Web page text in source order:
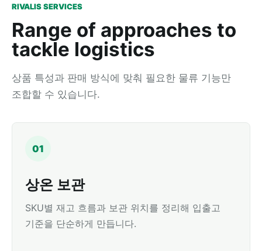
RIVALIS SERVICES
Range of approaches to
tackle logistics
상품 특성과 판매 방식에 맞춰 필요한 물류 기능만
조합할 수 있습니다.
01
상온 보관
SKU별 재고 흐름과 보관 위치를 정리해 입출고
기준을 단순하게 만듭니다.